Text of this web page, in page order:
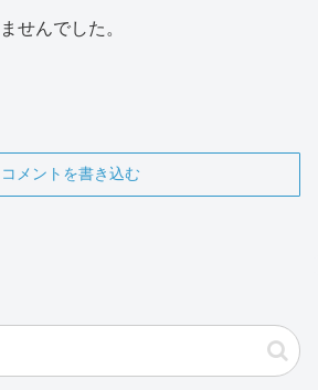
せんでした。
コメントを書き込む